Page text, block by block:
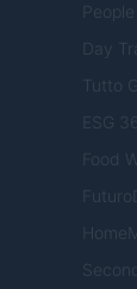
Day
Tutto
ESG
Food